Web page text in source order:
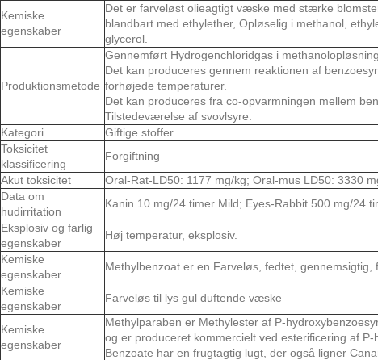
Kemiske
egenskaber
Det er farveløst olieagtigt væske med stærke
blandbart med ethylether, Opløselig i methanol,
glycerol.
Produktionsmetode
Gennemført Hydrogenchloridgas i
Det kan produceres gennem reaktionen af
forhøjede temperaturer.
Det kan produceres fra co-opvarmningen mellem
Tilstedeværelse af svovlsyre.
Kategori
Giftige stoffer.
Toksicitet
klassificering
Forgiftning
Akut toksicitet
Oral-Rat-LD50: 1177 mg/kg; Oral-mus LD50: 3330
Data om
hudirritation
Kanin 10 mg/24 timer Mild; Eyes-Rabbit 500 mg/24
Eksplosiv og farlig
egenskaber
Høj temperatur, eksplosiv.
Kemiske
egenskaber
Methylbenzoat er en Farveløs, fedtet, gennemsigtig,
Kemiske
egenskaber
Farveløs til lys gul duftende væske
Kemiske
egenskaber
Methylparaben er Methylester af P-
og er produceret kommercielt ved esterificering af
Benzoate har en frugtagtig lugt, der også ligner